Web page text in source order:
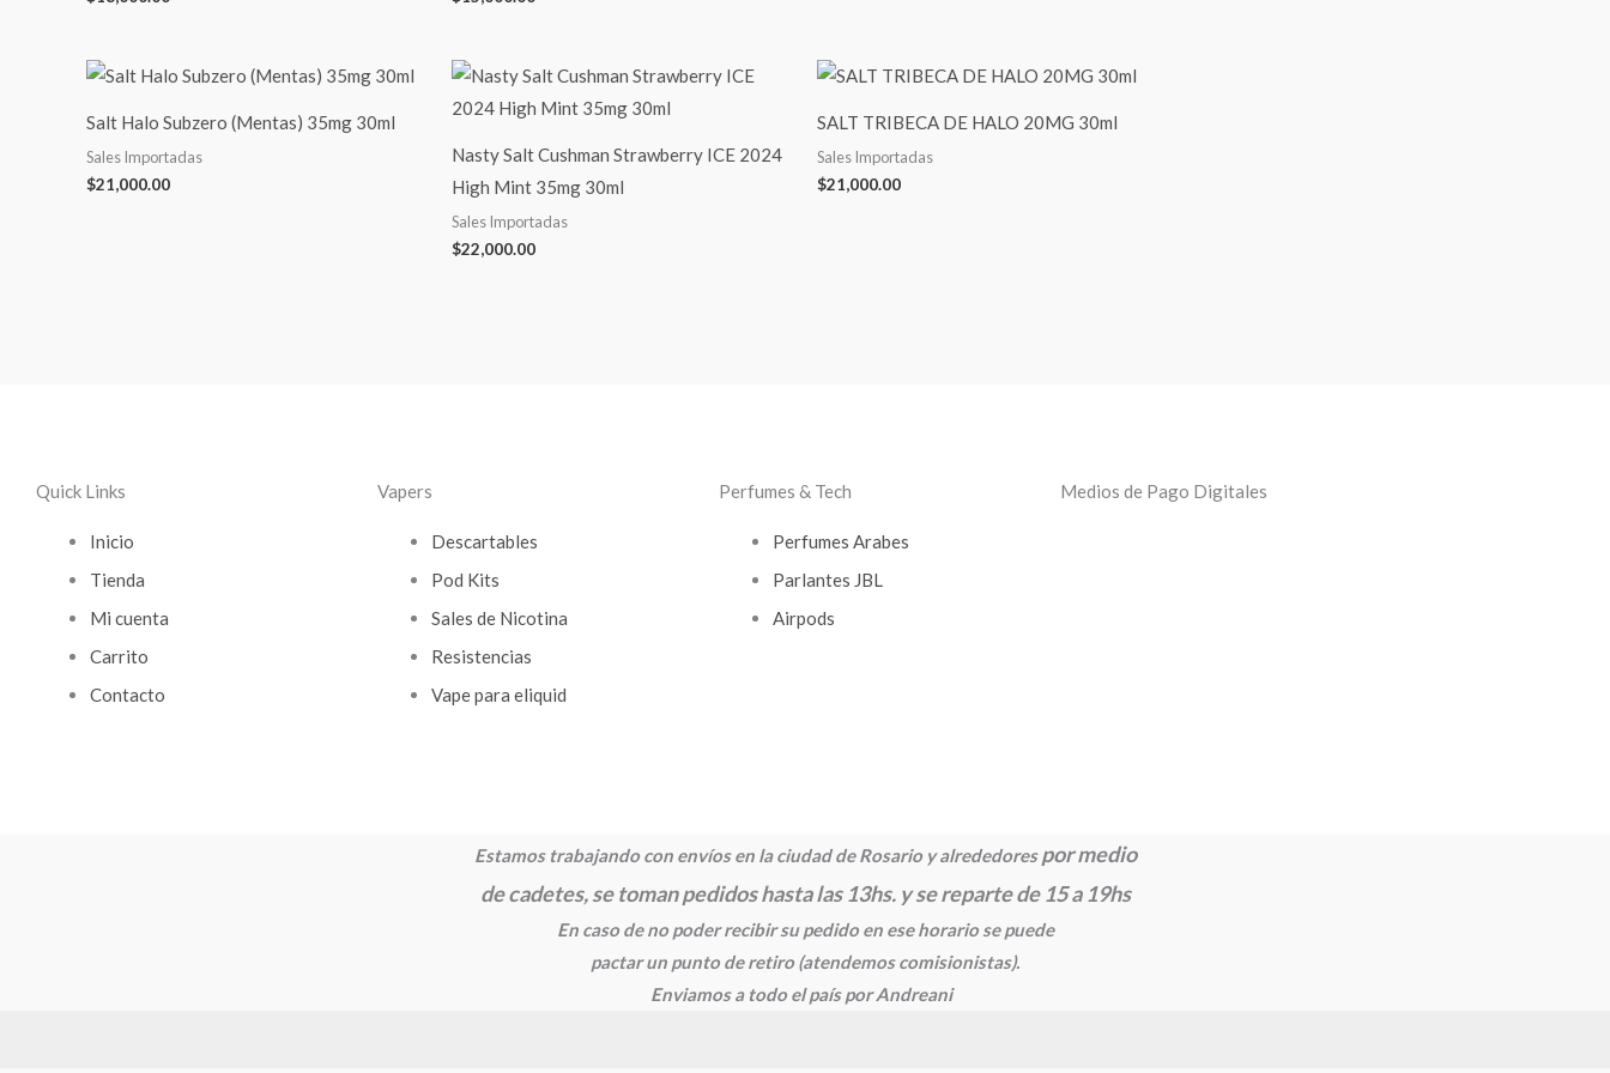
Salt Halo Subzero (Mentas) 35mg 30ml
Sales Importadas
$21,000.00
Nasty Salt Cushman Strawberry ICE 2024
High Mint 35mg 30ml
Sales Importadas
$22,000.00
SALT TRIBECA DE HALO 20MG 30ml
Sales Importadas
$21,000.00
Quick Links
Inicio
Tienda
Mi cuenta
Carrito
Contacto
Vapers
Descartables
Pod Kits
Sales de Nicotina
Resistencias
Vape para eliquid
Perfumes & Tech
Perfumes Arabes
Parlantes JBL
Airpods
Medios de Pago Digitales
Estamos trabajando con envíos en la ciudad de Rosario y alrededorespor medio
de cadetes, se toman pedidos hasta las 13hs. y se reparte de 15 a 19hs
En caso de no poder recibir su pedido en ese horario se puede
pactar un punto de retiro (atendemos comisionistas).
Enviamos a todo el país por Andreani